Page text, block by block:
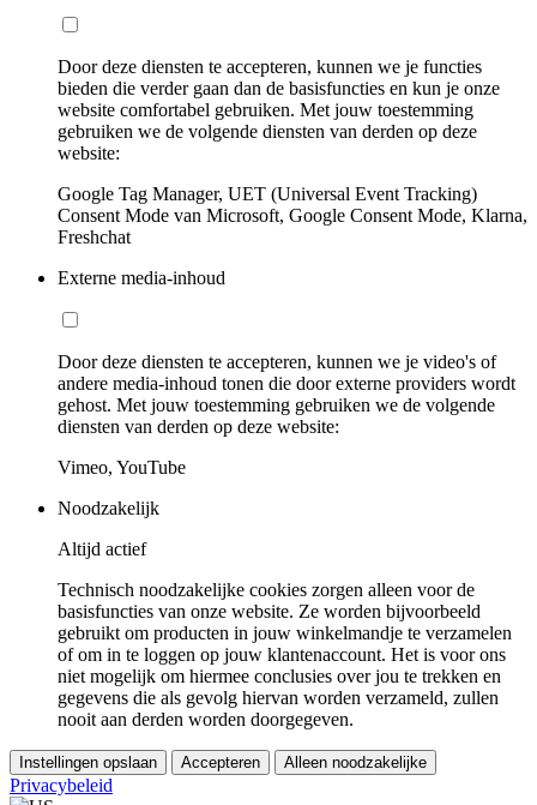
Door deze diensten te accepteren, kunnen we je functies
bieden die verder gaan dan de basisfuncties en kun je onze
website comfortabel gebruiken. Met jouw toestemming
gebruiken we de volgende diensten van derden op deze
website:
Google Tag Manager, UET (Universal Event Tracking)
Consent Mode van Microsoft, Google Consent Mode, Klarna,
Freshchat
Externe media-inhoud
Door deze diensten te accepteren, kunnen we je video's of
andere media-inhoud tonen die door externe providers wordt
gehost. Met jouw toestemming gebruiken we de volgende
diensten van derden op deze website:
Vimeo, YouTube
Noodzakelijk
Altijd actief
Technisch noodzakelijke cookies zorgen alleen voor de
basisfuncties van onze website. Ze worden bijvoorbeeld
gebruikt om producten in jouw winkelmandje te verzamelen
of om in te loggen op jouw klantenaccount. Het is voor ons
niet mogelijk om hiermee conclusies over jou te trekken en
gegevens die als gevolg hiervan worden verzameld, zullen
nooit aan derden worden doorgegeven.
Instellingen opslaan Accepteren Alleen noodzakelijke
Privacybeleid